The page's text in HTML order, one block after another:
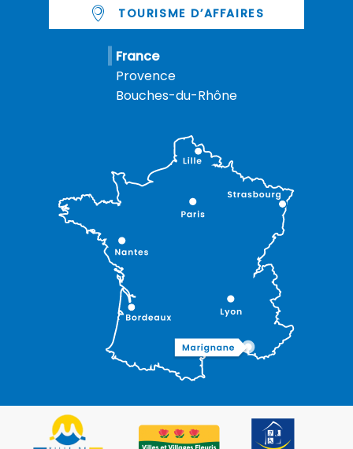
TOURISME D’AFFAIRES
France
Provence
Bouches-du-Rhône